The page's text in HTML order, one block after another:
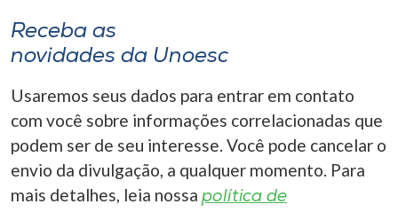
Receba as
novidades da Unoesc
Usaremos seus dados para entrar em contato
com você sobre informações correlacionadas que
podem ser de seu interesse. Você pode cancelar o
envio da divulgação, a qualquer momento. Para
mais detalhes, leia nossa política de